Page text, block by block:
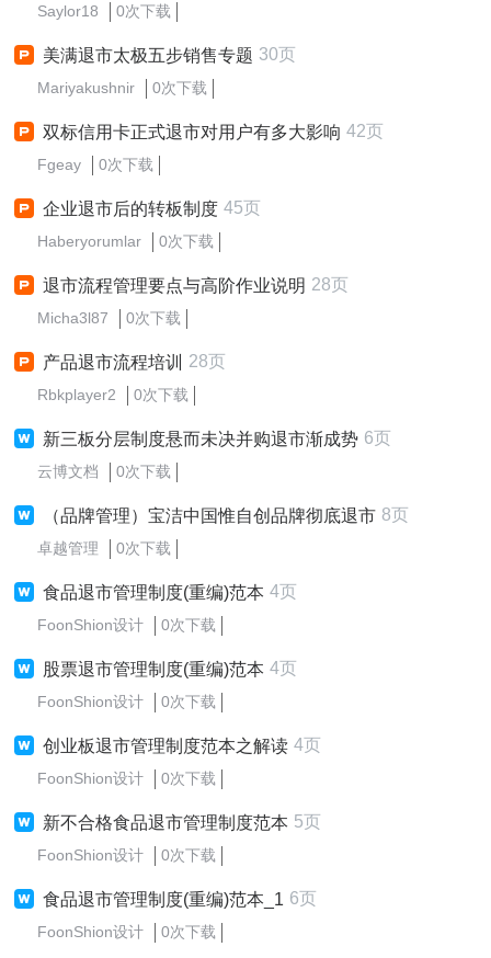
Saylor18 0次下载
美满退市太极五步销售专题 30页
Mariyakushnir 0次下载
双标信用卡正式退市对用户有多大影响 42页
Fgeay 0次下载
企业退市后的转板制度 45页
Haberyorumlar 0次下载
退市流程管理要点与高阶作业说明 28页
Micha3l87 0次下载
产品退市流程培训 28页
Rbkplayer2 0次下载
新三板分层制度悬而未决并购退市渐成势 6页
云博文档 0次下载
（品牌管理）宝洁中国惟自创品牌彻底退市 8页
卓越管理 0次下载
食品退市管理制度(重编)范本 4页
FoonShion设计 0次下载
股票退市管理制度(重编)范本 4页
FoonShion设计 0次下载
创业板退市管理制度范本之解读 4页
FoonShion设计 0次下载
新不合格食品退市管理制度范本 5页
FoonShion设计 0次下载
食品退市管理制度(重编)范本_1 6页
FoonShion设计 0次下载